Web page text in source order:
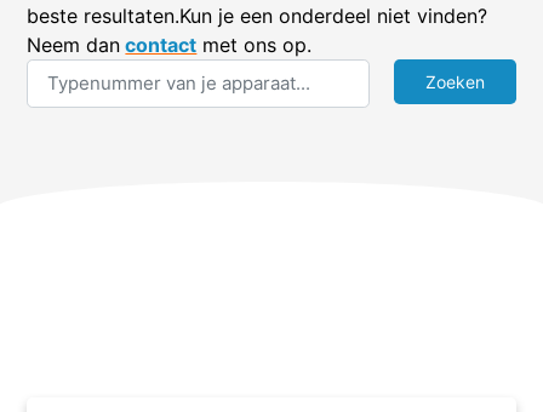
beste resultaten.Kun je een onderdeel niet vinden?
Neem dan contact met ons op.